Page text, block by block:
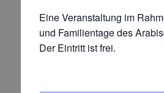
Eine Veranstaltung im
und Familientage des
Der Eintritt ist frei.